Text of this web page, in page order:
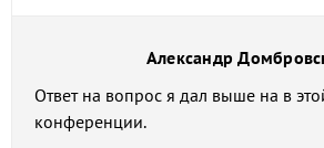
Александр
Ответ на вопрос я дал выше на в
конференции.